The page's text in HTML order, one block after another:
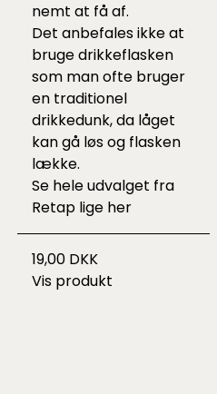
nemt at få af.
Det anbefales ikke at
bruge drikkeflasken
som man ofte bruger
en traditionel
drikkedunk, da låget
kan gå løs og flasken
lække.
Se hele udvalget fra
Retap lige her
19,00 DKK
Vis produkt